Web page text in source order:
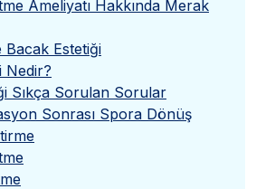
Ameliyatı Hakkında Merak
Bacak Estetiği
Nedir?
Sıkça Sorulan Sorular
Sonrası Spora Dönüş